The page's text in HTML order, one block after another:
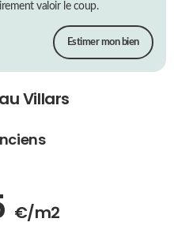
valoir le coup.
Estimer mon bien
Villars
€/m2